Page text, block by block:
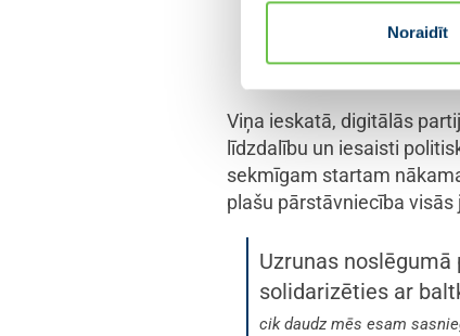
Noraidīt
palielinājusi, soli pa solim
Viņa ieskatā, digitālās
līdzdalību un iesaisti
sekmīgam startam
plašu pārstāvniecība
Uzrunas
solidarizēties ar
cik daudz mēs esam